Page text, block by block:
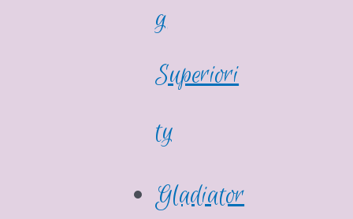
g
Superiori
ty
Gladiator